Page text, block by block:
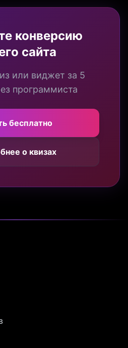
конверсию
сайта
или виджет за 5
программиста
бесплатно
о квизах